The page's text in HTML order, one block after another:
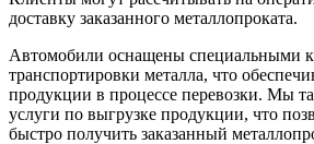
доставку заказанного металлопроката.
Автомобили оснащены специальными
транспортировки металла, что
продукции в процессе перевозки. Мы
услуги по выгрузке продукции, что
быстро получить заказанный